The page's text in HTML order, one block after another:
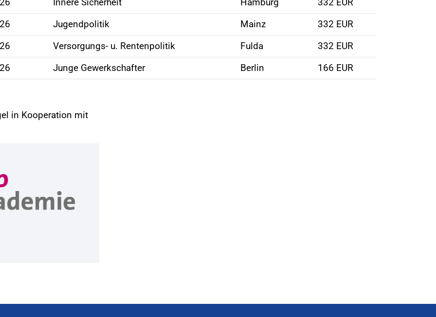
Jugendpolitik Mainz
332 EUR
Versorgungs- u. Rentenpolitik Fulda
332 EUR
Junge Gewerkschafter Berlin 166 EUR
in Kooperation mit